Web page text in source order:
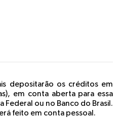
depositarão os créditos em
em conta aberta para essa
Federal ou no Banco do Brasil.
feito em conta pessoal.